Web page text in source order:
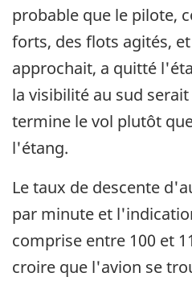
probable que le pilote,
forts, des flots agités,
approchait, a quitté
la visibilité au sud
termine le vol plutôt
l'étang.
Le taux de descente
par minute et
comprise entre 100 et
croire que l'avion se